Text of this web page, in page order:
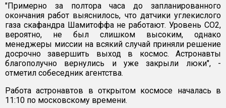
"Примерно за полтора часа до запланированного
окончания работ выяснилось, что датчики углекислого
газа скафандра Шамитоффа не работают. Уровень CO2,
вероятно, не был слишком высоким, однако
менеджеры миссии на всякий случай приняли решение
досрочно завершить выход в космос. Астронавты
благополучно вернулись и уже закрыли люки", -
отметил собеседник агентства.
Работа астронавтов в открытом космосе началась в
11:10 по московскому времени.